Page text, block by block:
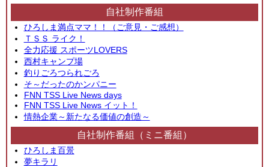
自社制作番組
ひろしま満点ママ！！（ご意見・ご感想）
ＴＳＳ ライク！
全力応援 スポーツLOVERS
西村キャンプ場
釣りごろつられごろ
そ～だったのかンパニー
FNN TSS Live News days
FNN TSS Live News イット！
情熱企業～新たなる価値の創造～
自社制作番組（ミニ番組）
ひろしま百景
夢キラリ